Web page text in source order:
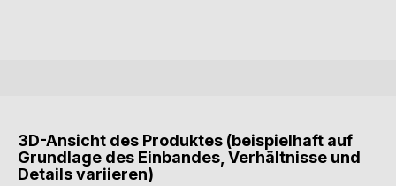
3D-Ansicht des Produktes (beispielhaft auf
Grundlage des Einbandes, Verhältnisse und
Details variieren)